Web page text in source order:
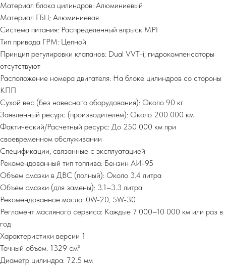
Материал блока цилиндров: Алюминиевый
Материал ГБЦ: Алюминиевая
Система питания: Распределенный впрыск MPI
Тип привода ГРМ: Цепной
Принцип регулировки клапанов: Dual VVT-i; гидрокомпенсаторы
отсутствуют
Расположение номера двигателя: На блоке цилиндров со стороны
КПП
Сухой вес (без навесного оборудования): Около 90 кг
Заявленный ресурс (производителем): Около 200 000 км
Фактический/Расчетный ресурс: До 250 000 км при
своевременном обслуживании
Спецификации, связанные с эксплуатацией
Рекомендованный тип топлива: Бензин АИ-95
Объем смазки в ДВС (полный): Около 3.4 литра
Объем смазки (для замены): 3.1–3.3 литра
Рекомендованное масло: 0W-20, 5W-30
Регламент масляного сервиса: Каждые 7 000–10 000 км или раз в
год
Характеристики версии 1
Точный объем: 1329 см³
Диаметр цилиндра: 72.5 мм